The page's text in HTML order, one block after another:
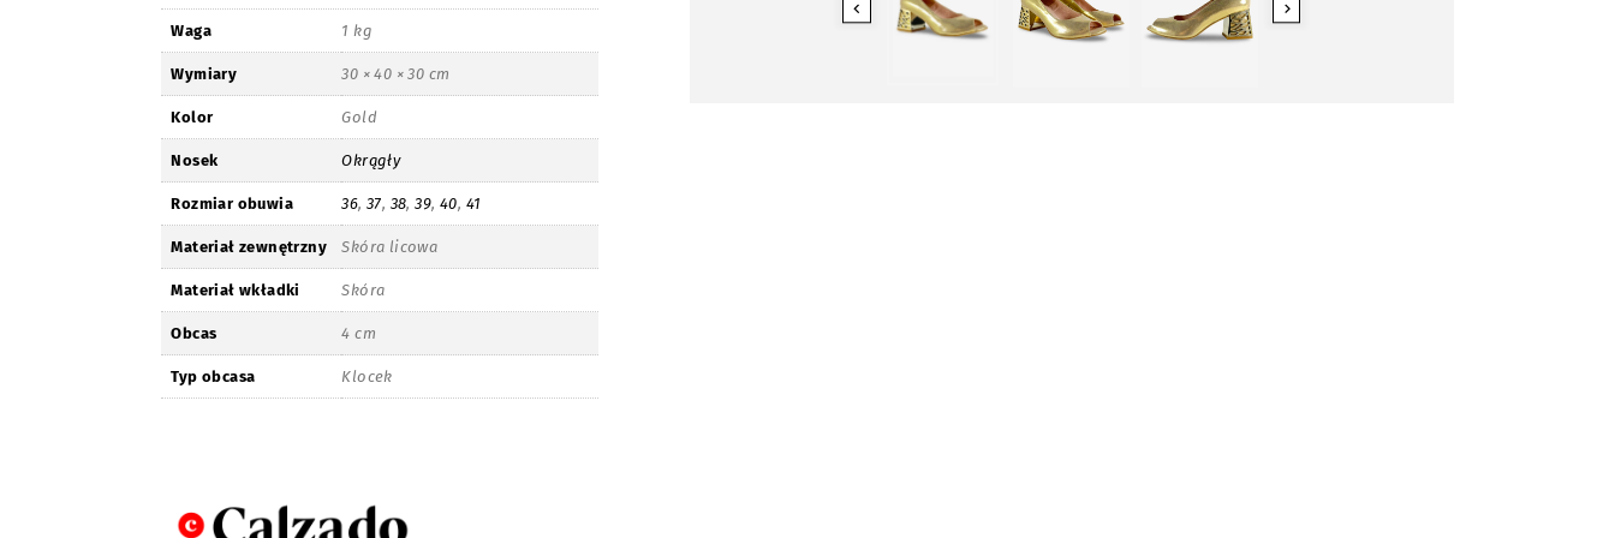
Waga 1 kg
Wymiary 30 × 40 × 30 cm
Kolor Gold
Nosek Okrągły
Rozmiar obuwia 36,37, 38,39, 40, 41
Materiał zewnętrzny Skóra licowa
Materiał wkładki Skóra
Obcas 4 cm
Typ obcasa Klocek